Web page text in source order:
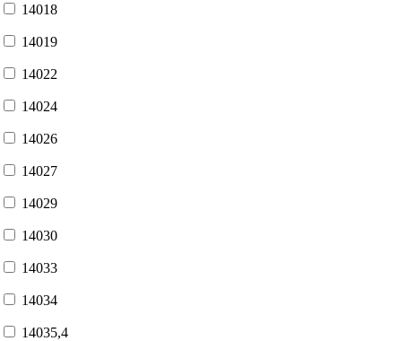
14018
14019
14022
14024
14026
14027
14029
14030
14033
14034
14035,4